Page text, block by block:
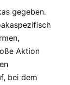
gegeben.
Aktion
bei dem